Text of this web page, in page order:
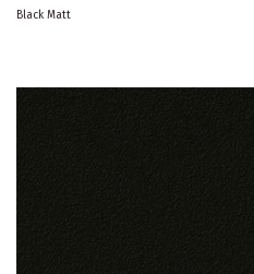
Black Matt